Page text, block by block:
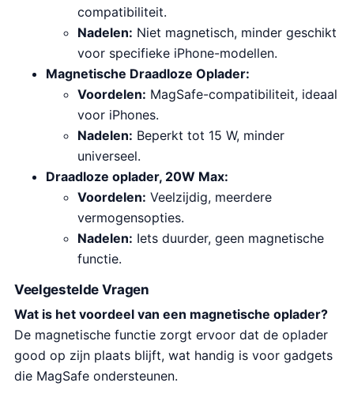
compatibiliteit.
Nadelen: Niet magnetisch, minder geschikt
voor specifieke iPhone-modellen.
Magnetische Draadloze Oplader:
Voordelen: MagSafe-compatibiliteit, ideaal
voor iPhones.
Nadelen: Beperkt tot 15 W, minder
universeel.
Draadloze oplader, 20W Max:
Voordelen: Veelzijdig, meerdere
vermogensopties.
Nadelen: Iets duurder, geen magnetische
functie.
Veelgestelde Vragen
Wat is het voordeel van een magnetische oplader?
De magnetische functie zorgt ervoor dat de oplader
good op zijn plaats blijft, wat handig is voor gadgets
die MagSafe ondersteunen.